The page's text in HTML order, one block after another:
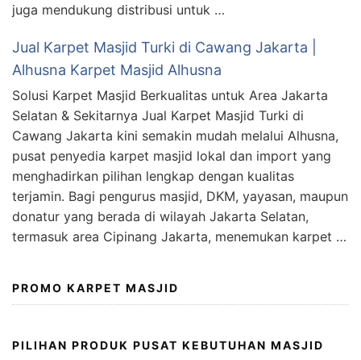
juga mendukung distribusi untuk …
Jual Karpet Masjid Turki di Cawang Jakarta |
Alhusna Karpet Masjid Alhusna
Solusi Karpet Masjid Berkualitas untuk Area Jakarta
Selatan & Sekitarnya Jual Karpet Masjid Turki di
Cawang Jakarta kini semakin mudah melalui Alhusna,
pusat penyedia karpet masjid lokal dan import yang
menghadirkan pilihan lengkap dengan kualitas
terjamin. Bagi pengurus masjid, DKM, yayasan, maupun
donatur yang berada di wilayah Jakarta Selatan,
termasuk area Cipinang Jakarta, menemukan karpet …
PROMO KARPET MASJID
PILIHAN PRODUK PUSAT KEBUTUHAN MASJID